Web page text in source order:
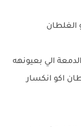
الغلطان
الي بعيونهه
اكو انكسار